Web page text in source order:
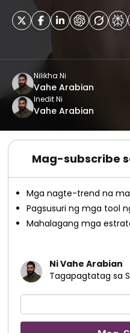
Nilikha Ni
Vahe Arabian
Inedit Ni
Vahe Arabian
Mag-subscribe
Mga nagte-trend na
Pagsusuri ng mga tool
Mahalagang mga
Ni Vahe Arabian
Tagapagtatag sa